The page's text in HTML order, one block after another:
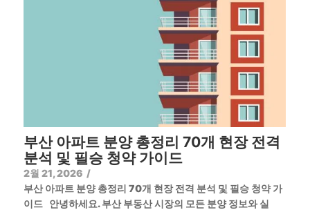
부산 아파트 분양 총정리 70개 현장 전격
분석 및 필승 청약 가이드
2월 21, 2026 /
부산 아파트 분양 총정리 70개 현장 전격 분석 및 필승 청약 가
이드 안녕하세요. 부산 부동산 시장의 모든 분양 정보와 실